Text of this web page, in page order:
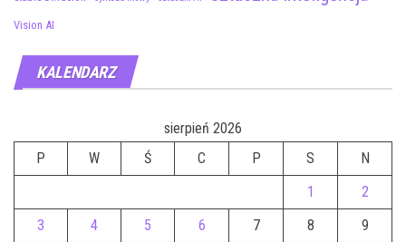
Vision AI
KALENDARZ
sierpień 2026
P
W Ś C P S
N
1
2
3
4 5 6 7 8
9